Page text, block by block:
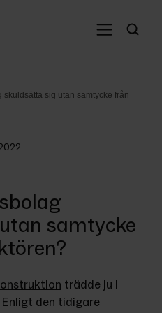
sig utan samtycke från
samtycke
trädde ju i
den tidigare